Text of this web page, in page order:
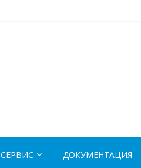
СЕРВИС ДОКУМЕНТАЦИЯ